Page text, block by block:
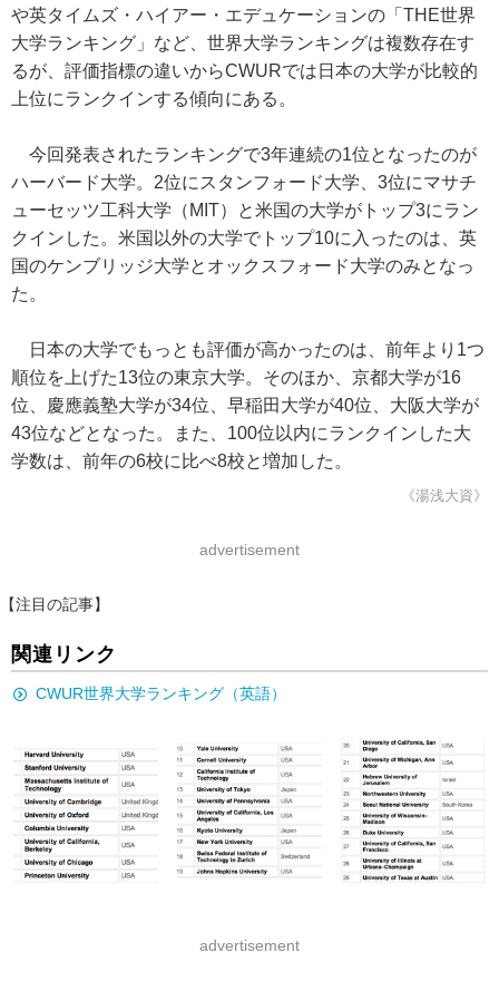
や英タイムズ・ハイアー・エデュケーションの「THE世界
大学ランキング」など、世界大学ランキングは複数存在す
るが、評価指標の違いからCWURでは日本の大学が比較的
上位にランクインする傾向にある。
今回発表されたランキングで3年連続の1位となったのが
ハーバード大学。2位にスタンフォード大学、3位にマサチ
ューセッツ工科大学（MIT）と米国の大学がトップ3にラン
クインした。米国以外の大学でトップ10に入ったのは、英
国のケンブリッジ大学とオックスフォード大学のみとなっ
た。
日本の大学でもっとも評価が高かったのは、前年より1つ
順位を上げた13位の東京大学。そのほか、京都大学が16
位、慶應義塾大学が34位、早稲田大学が40位、大阪大学が
43位などとなった。また、100位以内にランクインした大
学数は、前年の6校に比べ8校と増加した。
《湯浅大資》
advertisement
【注目の記事】
関連リンク
CWUR世界大学ランキング（英語）
advertisement